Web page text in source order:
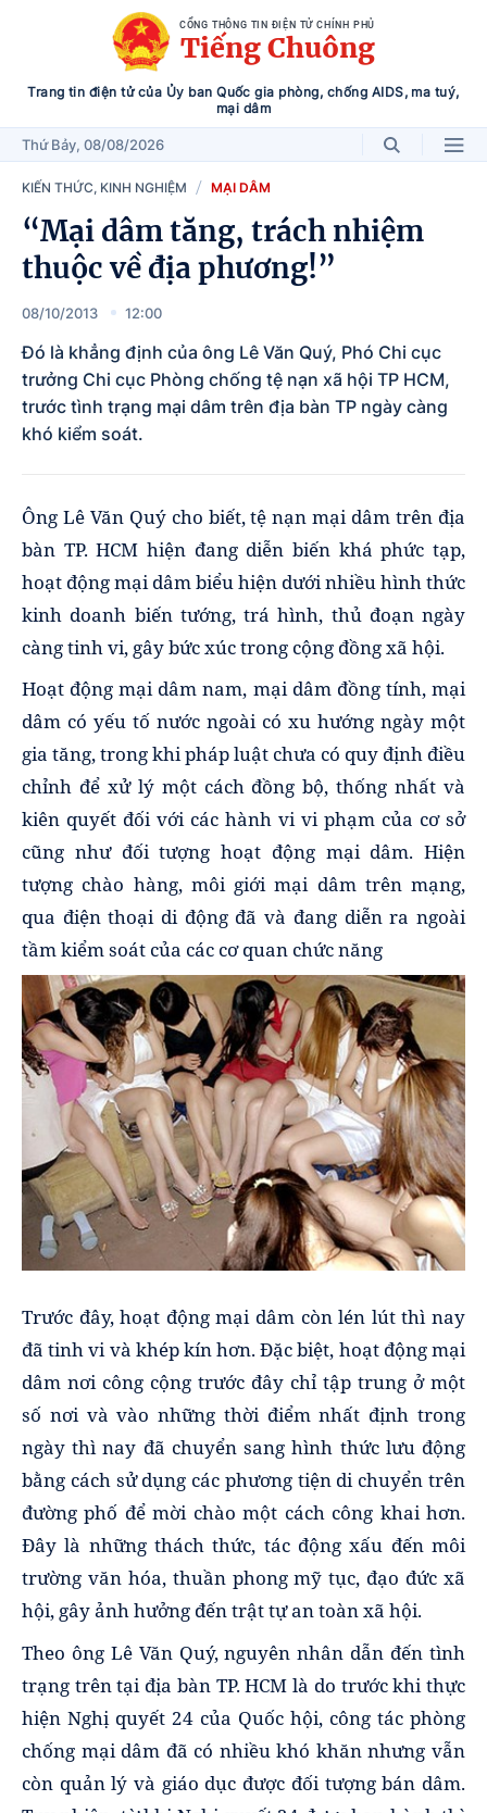
CỔNG THÔNG TIN ĐIỆN TỬ CHÍNH PHỦ
Tiếng Chuông
Trang tin điện tử của Ủy ban Quốc gia phòng, chống AIDS, ma tuý,
mại dâm
Thứ Bảy, 08/08/2026
KIẾN THỨC, KINH NGHIỆM MẠI DÂM
“Mại dâm tăng, trách nhiệm
thuộc về địa phương!”
08/10/2013 12:00
Đó là khẳng định của ông Lê Văn Quý, Phó Chi cục
trưởng Chi cục Phòng chống tệ nạn xã hội TP HCM,
trước tình trạng mại dâm trên địa bàn TP ngày càng
khó kiểm soát.
Ông Lê Văn Quý cho biết, tệ nạn mại dâm trên địa
bàn TP. HCM hiện đang diễn biến khá phức tạp,
hoạt động mại dâm biểu hiện dưới nhiều hình thức
kinh doanh biến tướng, trá hình, thủ đoạn ngày
càng tinh vi, gây bức xúc trong cộng đồng xã hội.
Hoạt động mại dâm nam, mại dâm đồng tính, mại
dâm có yếu tố nước ngoài có xu hướng ngày một
gia tăng, trong khi pháp luật chưa có quy định điều
chỉnh để xử lý một cách đồng bộ, thống nhất và
kiên quyết đối với các hành vi vi phạm của cơ sở
cũng như đối tượng hoạt động mại dâm. Hiện
tượng chào hàng, môi giới mại dâm trên mạng,
qua điện thoại di động đã và đang diễn ra ngoài
tầm kiểm soát của các cơ quan chức năng
Trước đây, hoạt động mại dâm còn lén lút thì nay
đã tinh vi và khép kín hơn. Đặc biệt, hoạt động mại
dâm nơi công cộng trước đây chỉ tập trung ở một
số nơi và vào những thời điểm nhất định trong
ngày thì nay đã chuyển sang hình thức lưu động
bằng cách sử dụng các phương tiện di chuyển trên
đường phố để mời chào một cách công khai hơn.
Đây là những thách thức, tác động xấu đến môi
trường văn hóa, thuần phong mỹ tục, đạo đức xã
hội, gây ảnh hưởng đến trật tự an toàn xã hội.
Theo ông Lê Văn Quý, nguyên nhân dẫn đến tình
trạng trên tại địa bàn TP. HCM là do trước khi thực
hiện Nghị quyết 24 của Quốc hội, công tác phòng
chống mại dâm đã có nhiều khó khăn nhưng vẫn
còn quản lý và giáo dục được đối tượng bán dâm.